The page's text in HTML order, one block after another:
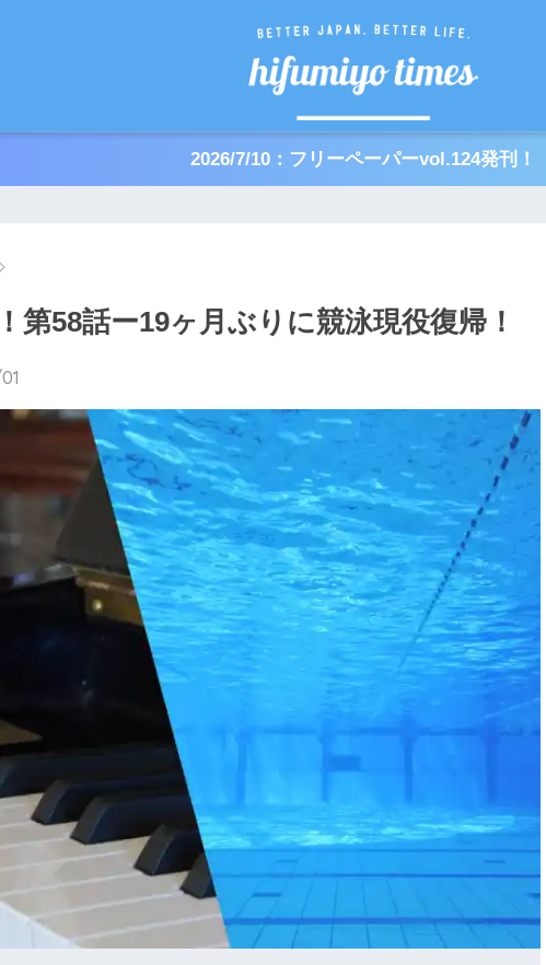
2026/7/10：フリーペーパーvol.124発刊！
第58話ー19ヶ月ぶりに競泳現役復帰！